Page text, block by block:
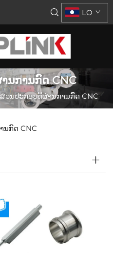
LO
ນການກົດ CNC
ສ່ວນປະກອບທີ່ຜ່ານການກົດ CNC
ນກົດ CNC